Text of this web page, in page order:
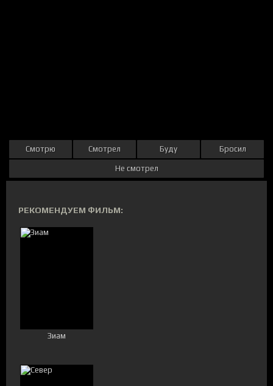
Смотрю Смотрел Буду Бросил
Не смотрел
РЕКОМЕНДУЕМ ФИЛЬМ:
Зиам